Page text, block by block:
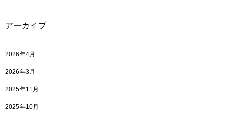
アーカイブ
2026年4月
2026年3月
2025年11月
2025年10月